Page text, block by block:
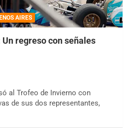
AIRES
Un regreso con señales
al Trofeo de Invierno con
de sus dos representantes,